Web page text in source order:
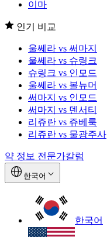
이마
인기 비교
울쎄라 vs 써마지
울쎄라 vs 슈링크
슈링크 vs 인모드
울쎄라 vs 볼뉴머
써마지 vs 인모드
써마지 vs 덴서티
리쥬란 vs 쥬베룩
리쥬란 vs 물광주사
약 정보 전문가칼럼
한국어
한국어